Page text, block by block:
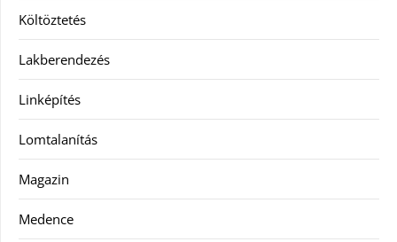
Költöztetés
Lakberendezés
Linképítés
Lomtalanítás
Magazin
Medence